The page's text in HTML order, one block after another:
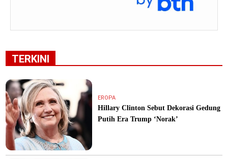
TERKINI
EROPA
Hillary Clinton Sebut Dekorasi Gedung
Putih Era Trump ‘Norak’